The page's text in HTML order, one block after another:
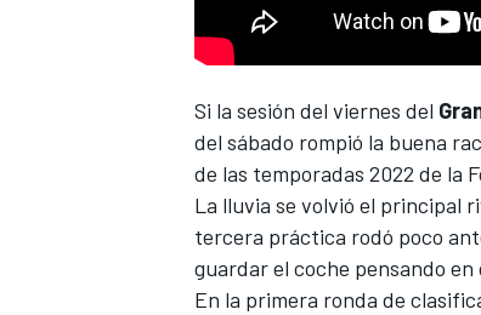
NASCAR CUP
Si la sesión del viernes del
del sábado rompió la buena
de las temporadas 2022 de la
La lluvia se volvió el principal
tercera práctica rodó poco
guardar el coche pensando
En la primera ronda de